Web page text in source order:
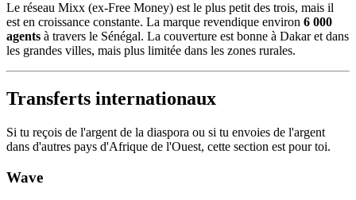
Le réseau Mixx (ex-Free Money) est le plus petit des trois, mais il
est en croissance constante. La marque revendique environ 6 000
agents à travers le Sénégal. La couverture est bonne à Dakar et dans
les grandes villes, mais plus limitée dans les zones rurales.
Transferts internationaux
Si tu reçois de l'argent de la diaspora ou si tu envoies de l'argent
dans d'autres pays d'Afrique de l'Ouest, cette section est pour toi.
Wave